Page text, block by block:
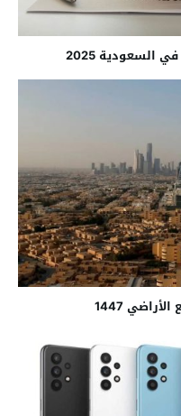
2025
1447